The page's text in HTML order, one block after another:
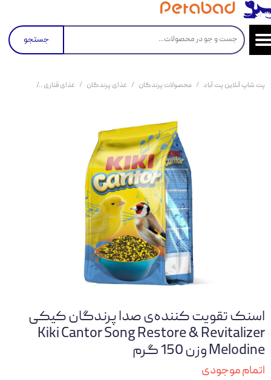
جستجو
پت شاپ آنلاین پت آباد محصولات پرندگان غذای پرندگان غذای قناری
اسنک تقویت کننده‌ی صدا پرندگان کیکی
Kiki Cantor Song Restore & Revitalizer
Melodine وزن 150 گرم
اتمام موجودی